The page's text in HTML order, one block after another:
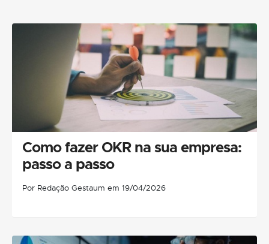
Como fazer OKR na sua empresa:
passo a passo
Por Redação Gestaum em 19/04/2026